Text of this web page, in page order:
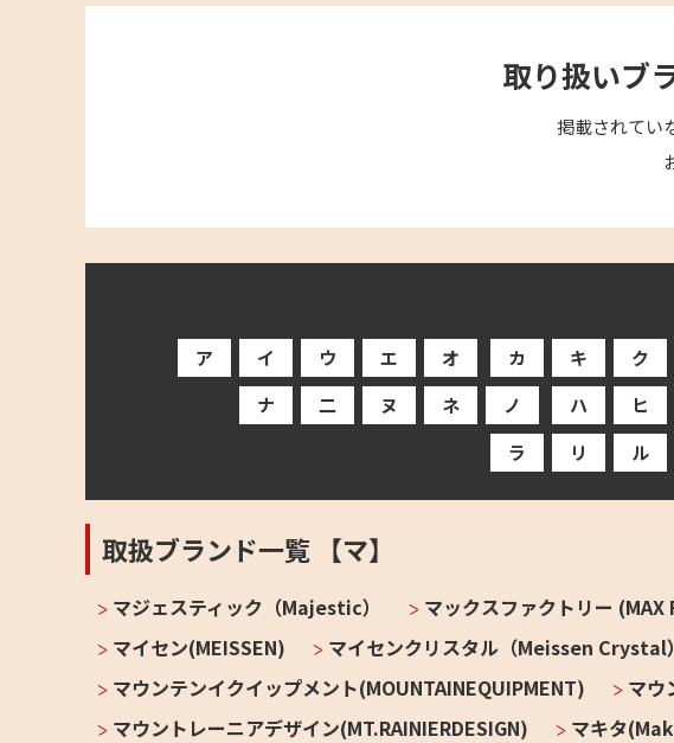
取り扱いブ
掲載されてい
ア イ ウ エ オ カ キ ク
ナ
二 ヌ ネ ノ ハ ヒ
ラ
リ ル
取扱ブランド一覧 【マ】
マジェスティック（Majestic） マックスファクトリー (MAX
マイセン(MEISSEN)
マイセンクリスタル（Meissen Crystal）
マウンテンイクイップメント(MOUNTAINEQUIPMENT)
マウ
マウントレーニアデザイン(MT.RAINIERDESIGN)
マキタ